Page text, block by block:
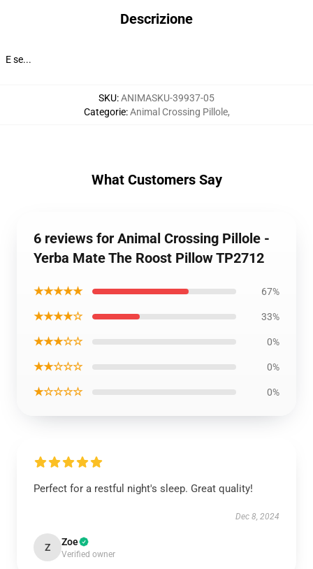
Descrizione
E se...
SKU:ANIMASKU-39937-05
Categorie:Animal Crossing Pillole,
What Customers Say
6 reviews for Animal Crossing Pillole -
Yerba Mate The Roost Pillow TP2712
★★★★★ 67%
★★★★☆ 33%
★★★☆☆ 0%
★★☆☆☆ 0%
★☆☆☆☆ 0%
Perfect for a restful night's sleep. Great quality!
Dec 8, 2024
Z Zoe
Verified owner